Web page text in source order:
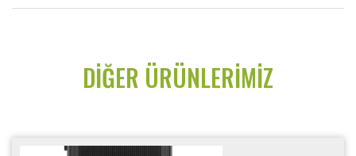
DIĞER ÜRÜNLERIMIZ